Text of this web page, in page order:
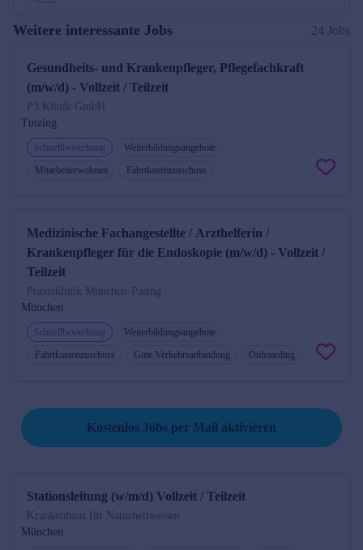
Weitere interessante Jobs 24 Jobs
Gesundheits- und Krankenpfleger, Pflegefachkraft
(m/w/d) - Vollzeit / Teilzeit
P3 Klinik GmbH
Tutzing
Schnellbewerbung
Weiterbildungsangebote
Mitarbeiterwohnen
Fahrtkostenzuschuss
Medizinische Fachangestellte / Arzthelferin /
Krankenpfleger für die Endoskopie (m/w/d) - Vollzeit /
Teilzeit
Praxisklinik München-Pasing
München
Schnellbewerbung
Weiterbildungsangebote
Fahrtkostenzuschuss
Gute Verkehrsanbindung Onboarding
Kostenlos Jobs per Mail aktivieren
Stationsleitung (w/m/d) Vollzeit / Teilzeit
Krankenhaus für Naturheilweisen
München